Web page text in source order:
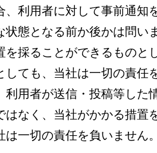
利用者に対して事前通知
態となる前か後かは問い
採ることができるものと
ても、当社は一切の責任
用者が送信・投稿等した
なく、当社がかかる措置
一切の責任を負いません。